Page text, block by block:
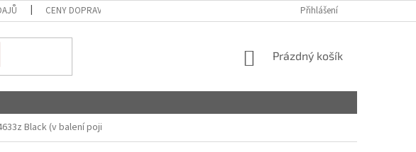
CENY DOPRAVY Přihlášení
NÁKUPNÍ
Prázdný košík
Black (v balení poji